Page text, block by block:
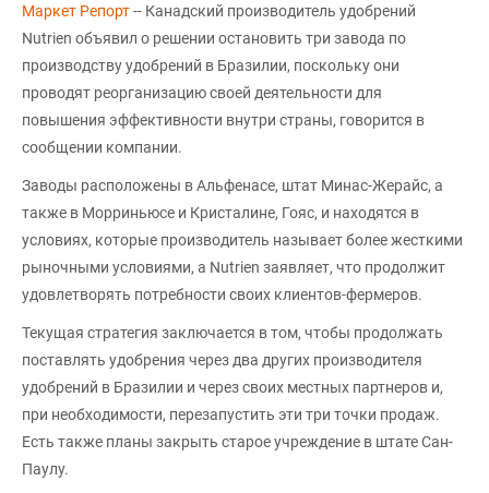
Маркет Репорт-- Канадский производитель удобрений
Nutrien объявил о решении остановить три завода по
производству удобрений в Бразилии, поскольку они
проводят реорганизацию своей деятельности для
повышения эффективности внутри страны, говорится в
сообщении компании.
Заводы расположены в Альфенасе, штат Минас-Жерайс, а
также в Морриньюсе и Кристалине, Гояс, и находятся в
условиях, которые производитель называет более жесткими
рыночными условиями, а Nutrien заявляет, что продолжит
удовлетворять потребности своих клиентов-фермеров.
Текущая стратегия заключается в том, чтобы продолжать
поставлять удобрения через два других производителя
удобрений в Бразилии и через своих местных партнеров и,
при необходимости, перезапустить эти три точки продаж.
Есть также планы закрыть старое учреждение в штате Сан-
Паулу.